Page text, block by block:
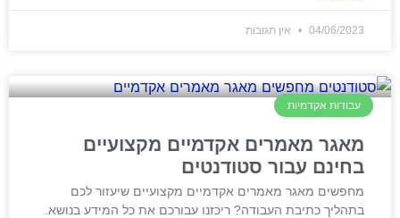
04/06/2023 אין תגובות
עבודות אקדמיות
מאגר מאמרים אקדמיים מקצועיים
בחינם עבור סטודנטים
מחפשים מאגר מאמרים אקדמיים מקצועיים שיעזור לכם
בתהליך כתיבת העבודה? ריכזנו עבורכם את כל המידע בנושא.